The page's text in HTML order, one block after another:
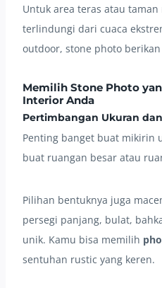
Untuk area teras atau
terlindungi dari cuaca
outdoor, stone photo
Memilih Stone Photo
Interior Anda
Pertimbangan Ukuran
Penting banget buat mikirin
buat ruangan besar atau
Pilihan bentuknya juga
persegi panjang, bulat,
unik. Kamu bisa memilih
sentuhan rustic yang keren.